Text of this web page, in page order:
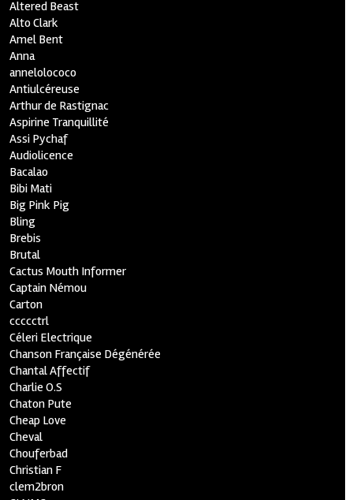
Altered Beast
Alto Clark
Amel Bent
Anna
annelolococo
Antiulcéreuse
Arthur de Rastignac
Aspirine Tranquillité
Assi Pychaf
Audiolicence
Bacalao
Bibi Mati
Big Pink Pig
Bling
Brebis
Brutal
Cactus Mouth Informer
Captain Némou
Carton
ccccctrl
Céleri Electrique
Chanson Française Dégénérée
Chantal Affectif
Charlie O.S
Chaton Pute
Cheap Love
Cheval
Chouferbad
Christian F
clem2bron